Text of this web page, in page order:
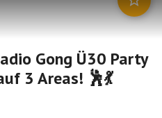
Gong Ü30 Party
3 Areas! 🕺💃